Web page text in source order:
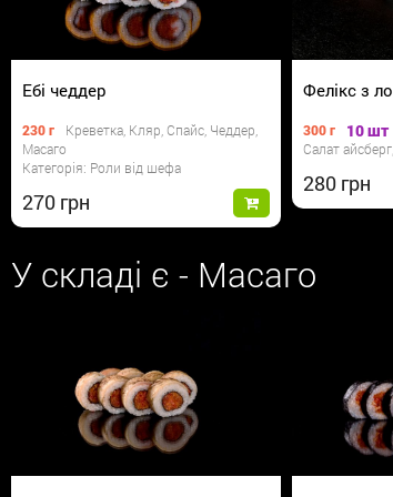
Ебі чеддер
230 г
Креветка, Кляр, Спайс, Чеддер,
Масаго
Категорія: Роли від шефа
270
Фелікс з
300 г 10 шт
Салат
280
У складі є - Масаго